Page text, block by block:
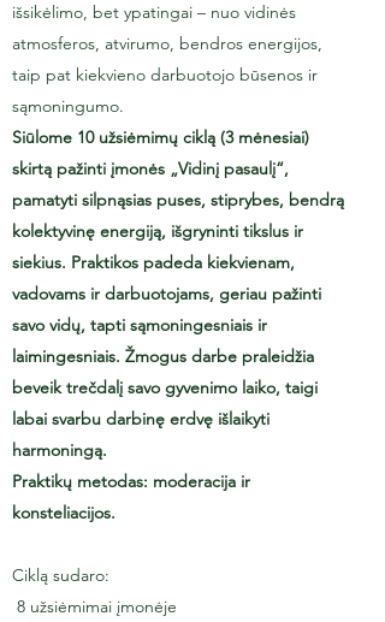
išsikėlimo, bet ypatingai – nuo vidinės
atmosferos, atvirumo, bendros energijos,
taip pat kiekvieno darbuotojo būsenos ir
sąmoningumo.
Siūlome 10 užsiėmimų ciklą (3 mėnesiai)
skirtą pažinti įmonės „Vidinį pasaulį“,
pamatyti silpnąsias puses, stiprybes, bendrą
kolektyvinę energiją, išgryninti tikslus ir
siekius. Praktikos padeda kiekvienam,
vadovams ir darbuotojams, geriau pažinti
savo vidų, tapti sąmoningesniais ir
laimingesniais. Žmogus darbe praleidžia
beveik trečdalį savo gyvenimo laiko, taigi
labai svarbu darbinę erdvę išlaikyti
harmoningą.
Praktikų metodas: moderacija ir
konsteliacijos.
Ciklą sudaro:
8 užsiėmimai įmonėje